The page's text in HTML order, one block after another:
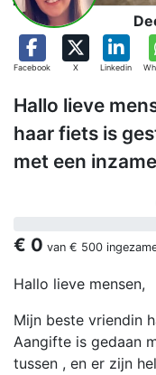
Facebook X Linkedin
Hallo lieve
haar fiets is
met een
€ 0 van € 500
Hallo lieve mensen,
Mijn beste vriendin
Aangifte is gedaan
tussen , en er zijn